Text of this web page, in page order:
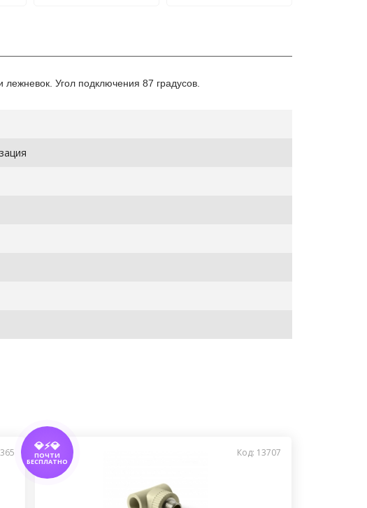
Угол подключения 87 градусов.
💎⚡💎
ПОЧТИ
БЕСПЛАТНО
Код: 13707